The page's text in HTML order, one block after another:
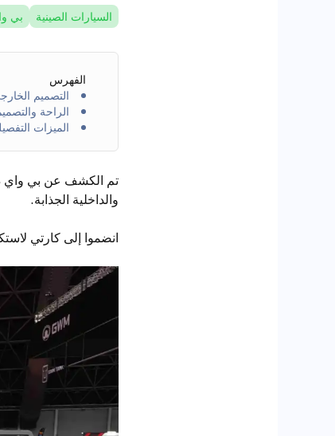
السيارات الصينية بي
الفهرس
التصميم
الراحة
الميزات
تم الكشف عن بي واي دي
والداخلية الجذابة.
انضموا إلى كارتي